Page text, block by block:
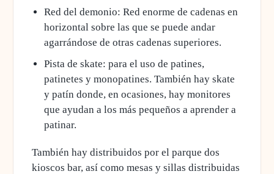
Red del demonio: Red enorme de cadenas en
horizontal sobre las que se puede andar
agarrándose de otras cadenas superiores.
Pista de skate: para el uso de patines,
patinetes y monopatines. También hay skate
y patín donde, en ocasiones, hay monitores
que ayudan a los más pequeños a aprender a
patinar.
También hay distribuidos por el parque dos
kioscos bar, así como mesas y sillas distribuidas